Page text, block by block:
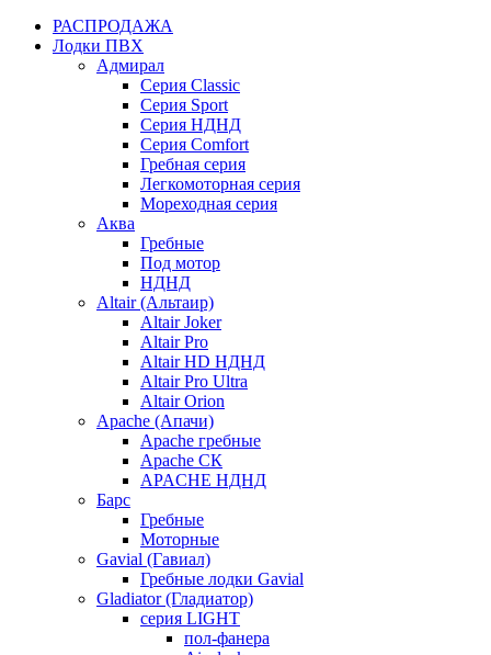
РАСПРОДАЖА
Лодки ПВХ
Адмирал
Серия Classic
Серия Sport
Серия НДНД
Серия Comfort
Гребная серия
Легкомоторная серия
Мореходная серия
Аква
Гребные
Под мотор
НДНД
Altair (Альтаир)
Altair Joker
Altair Pro
Altair HD НДНД
Altair Pro Ultra
Altair Orion
Apache (Апачи)
Apache гребные
Apache СК
APACHE НДНД
Барс
Гребные
Моторные
Gavial (Гавиал)
Гребные лодки Gavial
Gladiator (Гладиатор)
серия LIGHT
пол-фанера